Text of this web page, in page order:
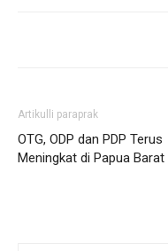
Artikulli paraprak
OTG, ODP dan PDP Terus
Meningkat di Papua Barat